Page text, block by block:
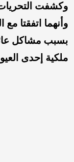
وكشفت التحريات
وأنهما اتفقتا مع
بسبب مشاكل
ملكية إحدى